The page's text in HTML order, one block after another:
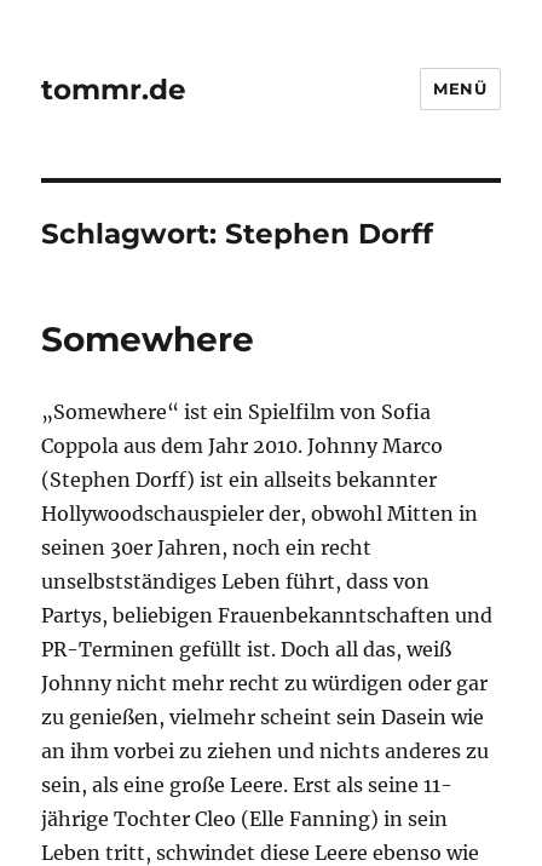
tommr.de MENÜ
Schlagwort:Stephen Dorff
Somewhere
„Somewhere“ ist ein Spielfilm von Sofia
Coppola aus dem Jahr 2010. Johnny Marco
(Stephen Dorff) ist ein allseits bekannter
Hollywoodschauspieler der, obwohl Mitten in
seinen 30er Jahren, noch ein recht
unselbstständiges Leben führt, dass von
Partys, beliebigen Frauenbekanntschaften und
PR-Terminen gefüllt ist. Doch all das, weiß
Johnny nicht mehr recht zu würdigen oder gar
zu genießen, vielmehr scheint sein Dasein wie
an ihm vorbei zu ziehen und nichts anderes zu
sein, als eine große Leere. Erst als seine 11-
jährige Tochter Cleo (Elle Fanning) in sein
Leben tritt, schwindet diese Leere ebenso wie